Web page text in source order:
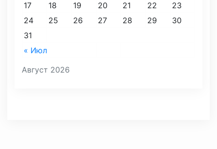
Август 2026
« Июл
17
18 19 20 21 22
23
24
25 26 27 28 29
30
31